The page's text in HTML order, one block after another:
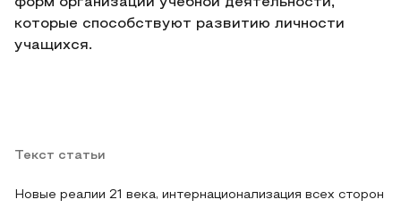
форм организации учебной деятельности,
которые способствуют развитию личности
учащихся.
Текст статьи
Новые реалии 21 века, интернационализация всех сторон